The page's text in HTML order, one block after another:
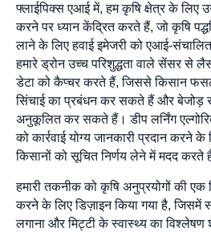
फ्लाईपिक्स एआई में, हम कृषि क्षेत्र के लिए
करने पर ध्यान केंद्रित करते हैं, जो कृषि
लाने के लिए हवाई इमेजरी को एआई-
हमारे ड्रोन उच्च परिशुद्धता वाले सेंसर से
डेटा को कैप्चर करते हैं, जिससे किसान
सिंचाई का प्रबंधन कर सकते हैं और बेजोड़
अनुकूलित कर सकते हैं। डीप लर्निंग
को कार्रवाई योग्य जानकारी प्रदान करने
किसानों को सूचित निर्णय लेने में मदद करते
हमारी तकनीक को कृषि अनुप्रयोगों की
करने के लिए डिज़ाइन किया गया है, जिसमें
लगाना और मिट्टी के स्वास्थ्य का